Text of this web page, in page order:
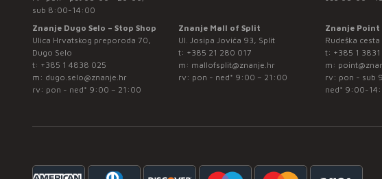
sub 8:00-14:00
Znanje Dugo Selo – Stop Shop
Ulica Hrvatskog preporoda 70,
Dugo Selo
t: +385 1 4838 025
m: dugo.selo@znanje.hr
rv: pon - ned* 9:00 – 21:00
Znanje Mall of Split
Ul. Josipa Jovića 93, Split
t: +385 21 280 017
m: mallofsplit@znanje.hr
rv: pon - ned* 9:00 – 21:00
Znanje Point
Rudeška
t: +385 1
m:
rv: pon - sub
ned* 9:00-